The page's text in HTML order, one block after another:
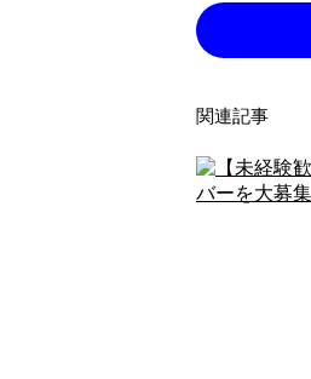
関連記事